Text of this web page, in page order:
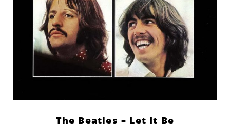
The Beatles – Let It Be